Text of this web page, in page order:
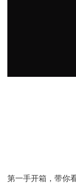
第一手开箱，带你